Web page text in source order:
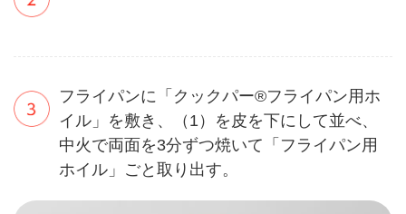
フライパンに「クックパー®フライパン用ホ
イル」を敷き、（1）を皮を下にして並べ、
中火で両面を3分ずつ焼いて「フライパン用
ホイル」ごと取り出す。